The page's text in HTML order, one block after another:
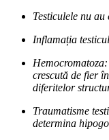
Testiculele nu
Inflamația
crescută de fier
diferitelor
Traumatisme
determina